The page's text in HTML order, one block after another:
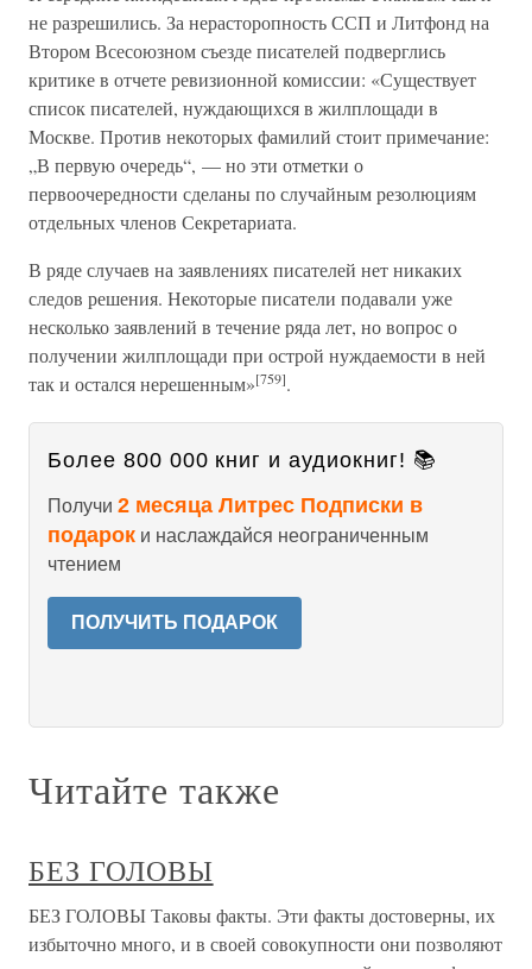
не разрешились. За нерасторопность ССП и Литфонд на
Втором Всесоюзном съезде писателей подверглись
критике в отчете ревизионной комиссии: «Существует
список писателей, нуждающихся в жилплощади в
Москве. Против некоторых фамилий стоит примечание:
„В первую очередь“, — но эти отметки о
первоочередности сделаны по случайным резолюциям
отдельных членов Секретариата.
В ряде случаев на заявлениях писателей нет никаких
следов решения. Некоторые писатели подавали уже
несколько заявлений в течение ряда лет, но вопрос о
получении жилплощади при острой нуждаемости в ней
так и остался нерешенным»[759].
Более 800 000 книг и аудиокниг! 📚
Получи 2 месяца Литрес Подписки в
подарок и наслаждайся неограниченным
чтением
ПОЛУЧИТЬ ПОДАРОК
Читайте также
БЕЗ ГОЛОВЫ
БЕЗ ГОЛОВЫ Таковы факты. Эти факты достоверны, их
избыточно много, и в своей совокупности они позволяют